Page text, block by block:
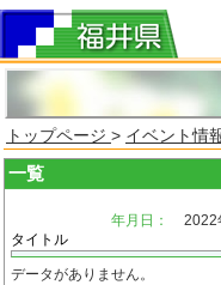
トップページ > イベント情
一覧
年月日：
2022
タイトル
データがありません。